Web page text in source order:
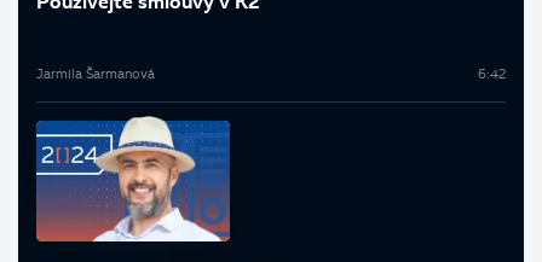
Jarmila Šarmanová 6:42